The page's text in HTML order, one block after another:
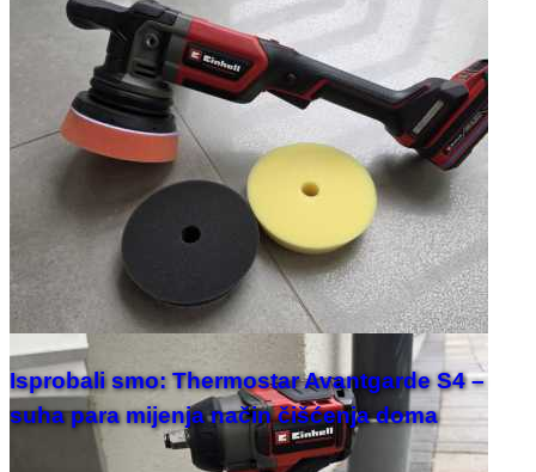
Isprobali smo: Thermostar Avantgarde S4 –
suha para mijenja način čišćenja doma